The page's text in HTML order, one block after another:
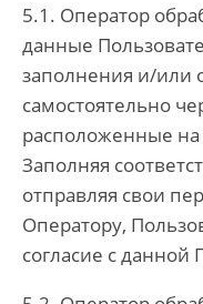
5.1. Оператор
данные
заполнения и/или
самостоятельно
расположенные
Заполняя
отправляя свои
Оператору,
согласие с данной